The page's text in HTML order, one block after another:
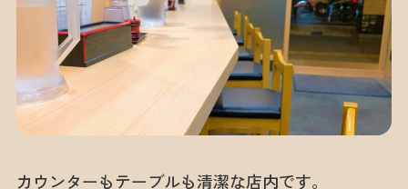
カウンターもテーブルも清潔な店内です。